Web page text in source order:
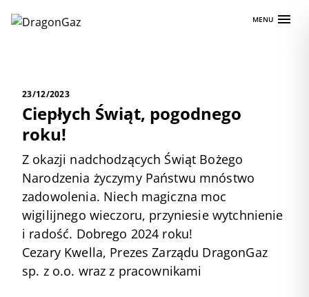
MENU
23/12/2023
Ciepłych Świąt, pogodnego
roku!
Z okazji nadchodzących Świąt Bożego
Narodzenia życzymy Państwu mnóstwo
zadowolenia. Niech magiczna moc
wigilijnego wieczoru, przyniesie wytchnienie
i radość. Dobrego 2024 roku!
Cezary Kwella, Prezes Zarządu DragonGaz
sp. z o.o. wraz z pracownikami